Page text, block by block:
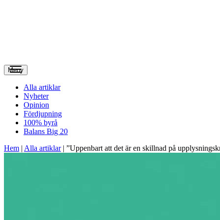
Meny
Alla artiklar
Nyheter
Opinion
Fördjupning
100% byrå
Balans Big 20
Hem | Alla artiklar| ”Uppenbart att det är en skillnad på